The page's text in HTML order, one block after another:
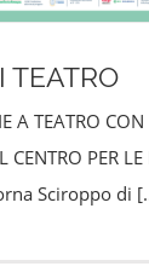
TEATRO
A TEATRO CON
CENTRO PER
Sciroppo di